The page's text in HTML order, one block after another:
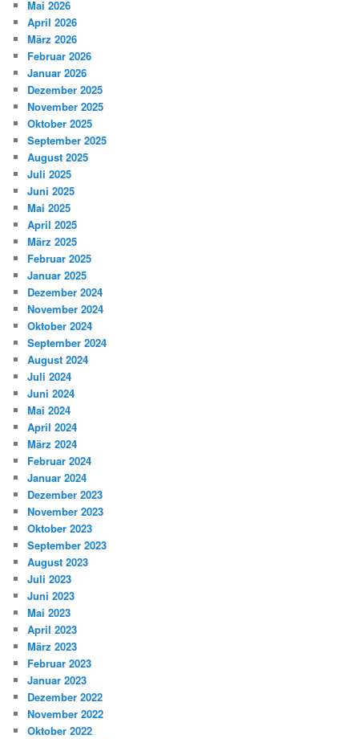
Mai 2026
April 2026
März 2026
Februar 2026
Januar 2026
Dezember 2025
November 2025
Oktober 2025
September 2025
August 2025
Juli 2025
Juni 2025
Mai 2025
April 2025
März 2025
Februar 2025
Januar 2025
Dezember 2024
November 2024
Oktober 2024
September 2024
August 2024
Juli 2024
Juni 2024
Mai 2024
April 2024
März 2024
Februar 2024
Januar 2024
Dezember 2023
November 2023
Oktober 2023
September 2023
August 2023
Juli 2023
Juni 2023
Mai 2023
April 2023
März 2023
Februar 2023
Januar 2023
Dezember 2022
November 2022
Oktober 2022